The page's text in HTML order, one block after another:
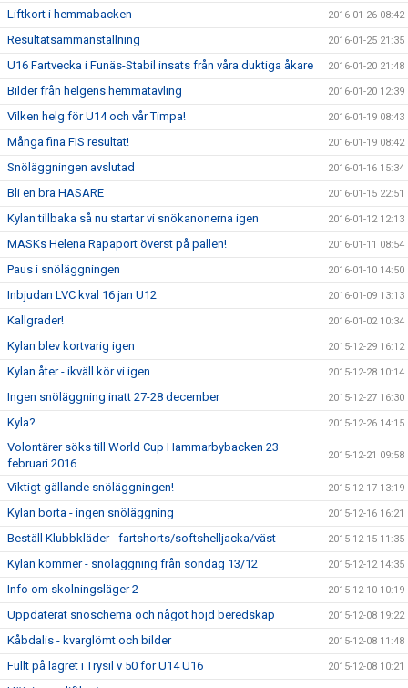
Liftkort i hemmabacken 2016-01-26 08:42
Resultatsammanställning 2016-01-25 21:35
U16 Fartvecka i Funäs-Stabil insats från våra duktiga åkare 2016-01-20 21:48
Bilder från helgens hemmatävling 2016-01-20 12:39
Vilken helg för U14 och vår Timpa! 2016-01-19 08:43
Många fina FIS resultat! 2016-01-19 08:42
Snöläggningen avslutad 2016-01-16 15:34
Bli en bra HASARE 2016-01-15 22:51
Kylan tillbaka så nu startar vi snökanonerna igen 2016-01-12 12:13
MASKs Helena Rapaport överst på pallen! 2016-01-11 08:54
Paus i snöläggningen 2016-01-10 14:50
Inbjudan LVC kval 16 jan U12 2016-01-09 13:13
Kallgrader! 2016-01-02 10:34
Kylan blev kortvarig igen 2015-12-29 16:12
Kylan åter - ikväll kör vi igen 2015-12-28 10:14
Ingen snöläggning inatt 27-28 december 2015-12-27 16:30
Kyla? 2015-12-26 14:15
Volontärer söks till World Cup Hammarbybacken 23
februari 2016
2015-12-21 09:58
Viktigt gällande snöläggningen! 2015-12-17 13:19
Kylan borta - ingen snöläggning 2015-12-16 16:21
Beställ Klubbkläder - fartshorts/softshelljacka/väst 2015-12-15 11:35
Kylan kommer - snöläggning från söndag 13/12 2015-12-12 14:35
Info om skolningsläger 2 2015-12-10 10:19
Uppdaterat snöschema och något höjd beredskap 2015-12-08 19:22
Kåbdalis - kvarglömt och bilder 2015-12-08 11:48
Fullt på lägret i Trysil v 50 för U14 U16 2015-12-08 10:21